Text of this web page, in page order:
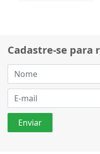
Cadastre-se para